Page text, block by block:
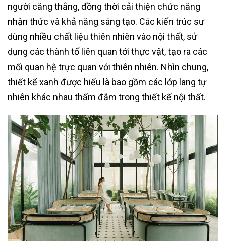
người căng thẳng, đồng thời cải thiện chức năng
nhận thức và khả năng sáng tạo. Các kiến trúc sư
dùng nhiều chất liệu thiên nhiên vào nội thất, sử
dụng các thành tố liên quan tới thực vật, tạo ra các
mối quan hệ trực quan với thiên nhiên. Nhìn chung,
thiết kế xanh được hiểu là bao gồm các lớp lang tự
nhiên khác nhau thấm đẫm trong thiết kế nội thất.